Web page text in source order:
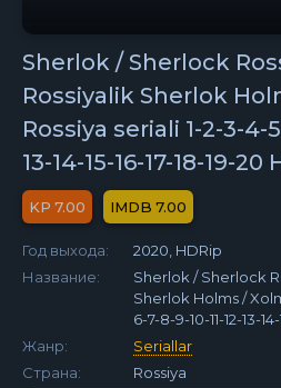
Sherlok / Sherlock
Rossiyalik Sherlok
Rossiya seriali 1-2-3-4-
13-14-15-16-17-18-19-20
7.00 7.00
Год выхода:
2020, HDRip
Название:
Sherlok / Sherlock
Sherlok Holms /
6-7-8-9-10-11-12-13-
Жанр:
Seriallar
Страна:
Rossiya